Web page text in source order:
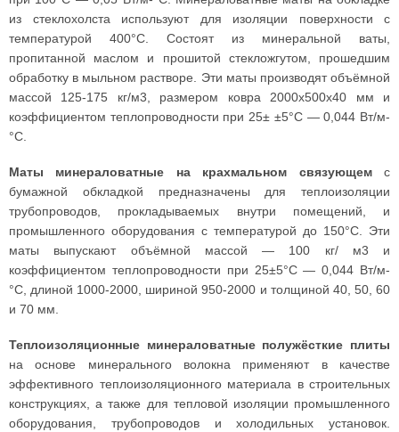
из стеклохолста используют для изоляции поверхности с
температурой 400°С. Состоят из минеральной ваты,
пропитанной маслом и прошитой стекложгутом, прошедшим
обработку в мыльном растворе. Эти маты производят объёмной
массой 125-175 кг/м3, размером ковра 2000x500х40 мм и
коэффициентом теплопроводности при 25± ±5°С — 0,044 Вт/м-
°С.
Маты минераловатные на крахмальном связующемс
бумажной обкладкой предназначены для теплоизоляции
трубопроводов, прокладываемых внутри помещений, и
промышленного оборудования с температурой до 150°С. Эти
маты выпускают объёмной массой — 100 кг/ м3 и
коэффициентом теплопроводности при 25±5°С — 0,044 Вт/м-
°С, длиной 1000-2000, шириной 950-2000 и толщиной 40, 50, 60
и 70 мм.
Теплоизоляционные минераловатные полужёсткие плиты
на основе минерального волокна применяют в качестве
эффективного теплоизоляционного материала в строительных
конструкциях, а также для тепловой изоляции промышленного
оборудования, трубопроводов и холодильных установок.